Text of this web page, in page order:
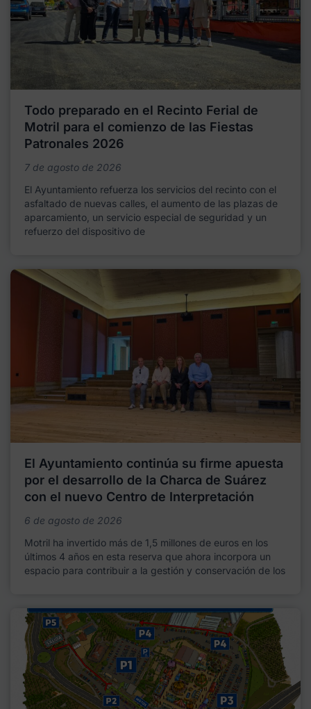
Todo preparado en el Recinto Ferial de
Motril para el comienzo de las Fiestas
Patronales 2026
7 de agosto de 2026
El Ayuntamiento refuerza los servicios del recinto con el
asfaltado de nuevas calles, el aumento de las plazas de
aparcamiento, un servicio especial de seguridad y un
refuerzo del dispositivo de
El Ayuntamiento continúa su firme apuesta
por el desarrollo de la Charca de Suárez
con el nuevo Centro de Interpretación
6 de agosto de 2026
Motril ha invertido más de 1,5 millones de euros en los
últimos 4 años en esta reserva que ahora incorpora un
espacio para contribuir a la gestión y conservación de los